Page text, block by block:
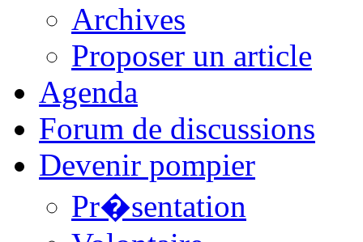
Archives
Proposer un article
Agenda
Forum de discussions
Devenir pompier
Pr�sentation